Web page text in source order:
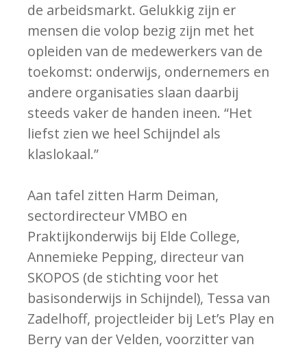
de arbeidsmarkt. Gelukkig zijn er
mensen die volop bezig zijn met het
opleiden van de medewerkers van de
toekomst: onderwijs, ondernemers en
andere organisaties slaan daarbij
steeds vaker de handen ineen. “Het
liefst zien we heel Schijndel als
klaslokaal.”
Aan tafel zitten Harm Deiman,
sectordirecteur VMBO en
Praktijkonderwijs bij Elde College,
Annemieke Pepping, directeur van
SKOPOS (de stichting voor het
basisonderwijs in Schijndel), Tessa van
Zadelhoff, projectleider bij Let’s Play en
Berry van der Velden, voorzitter van